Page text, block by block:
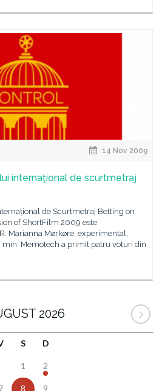
14 Nov 2009
internaţional de scurtmetraj
de Scurtmetraj Betting on
of ShortFilm 2009 este
Marianna Mørkøre, experimental,
min. Memotech a primit patru voturi din
2026
S D
1 2
8 9